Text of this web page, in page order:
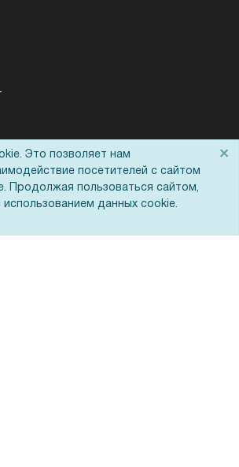
Это позволяет нам
посетителей с сайтом
Продолжая пользоваться сайтом,
данных cookie.
×